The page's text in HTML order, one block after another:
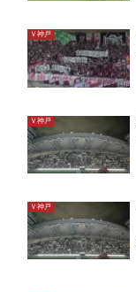
Ｖ神戸
Ｖ神戸
Ｖ神戸